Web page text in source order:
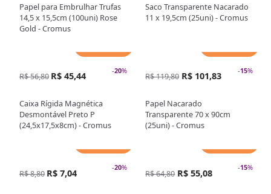
Papel para Embrulhar Trufas
14,5 x 15,5cm (100uni) Rose
Gold - Cromus
Saco Transparente Nacarado
11 x 19,5cm (25uni) - Cromus
-20%
R$ 56,80 R$ 45,44
Caixa Rígida Magnética
Desmontável Preto P
(24,5x17,5x8cm) - Cromus
-15%
R$ 119,80 R$ 101,83
Papel Nacarado
Transparente 70 x 90cm
(25uni) - Cromus
-20%
R$ 8,80 R$ 7,04 -15%
R$ 64,80 R$ 55,08